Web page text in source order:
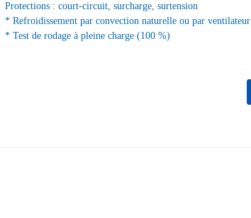
Protections : court-circuit, surcharge, surtension
* Refroidissement par convection naturelle ou par ventilateur
* Test de rodage à pleine charge (100 %)